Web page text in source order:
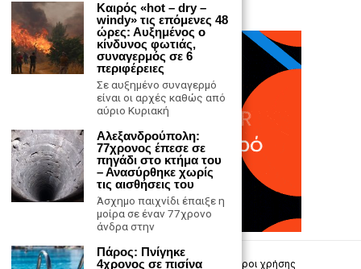
Επικοινωνία Πολιτική Απορρήτου Όροι χρήσης
Καιρός «hot – dry –
windy» τις επόμενες 48
ώρες: Αυξημένος ο
κίνδυνος φωτιάς,
συναγερμός σε 6
περιφέρειες
Σε αυξημένο συναγερμό
είναι οι αρχές καθώς από
αύριο Κυριακή
Αλεξανδρούπολη:
77χρονος έπεσε σε
πηγάδι στο κτήμα του
– Ανασύρθηκε χωρίς
τις αισθήσεις του
Άσχημο παιχνίδι έπαιξε η
μοίρα σε έναν 77χρονο
άνδρα στην
Πάρος: Πνίγηκε
4χρονος σε πισίνα